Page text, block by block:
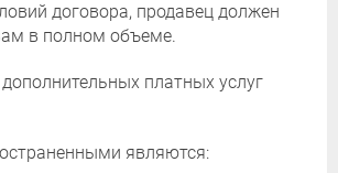
договора, продавец должен
в полном объеме.
платных услуг
являются: